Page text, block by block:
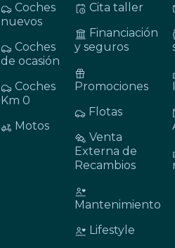
Coches
nuevos
Coches
de ocasión
Coches
Km 0
Motos
Cita taller
Financiación
y seguros
Promociones
Flotas
Venta
Externa de
Recambios
Mantenimiento
Lifestyle